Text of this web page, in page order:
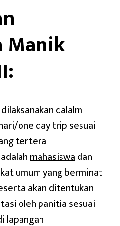
Manik
dalalm
one day trip sesuai
tertera
mahasiswadan
umum yang berminat
akan ditentukan
oleh panitia sesuai
lapangan